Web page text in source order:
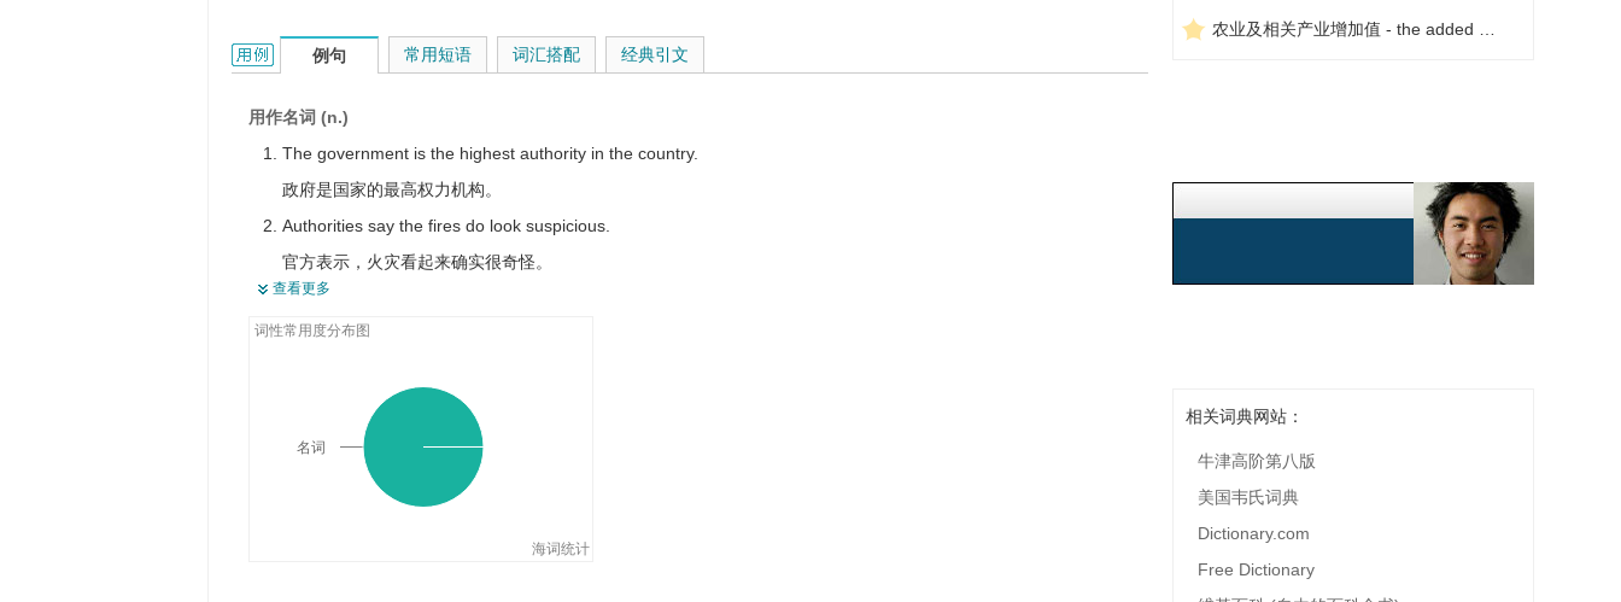
泰斗，专家，权威人士
当权者；当权（地位）
授权书
依据，来源
【律】判例
管辖权
authority的用法和样例：
例句
用作名词 (n.)
The government is the highest authority in the country.
政府是国家的最高权力机构。
Authorities say the fires do look suspicious.
官方表示，火灾看起来确实很奇怪。
Both the authorities and the media wondered whether insider dealing had been going on.
官方跟媒体都在怀疑这里面是不是存在内幕交易。
当局不干涉我们。
The new building must be financed by the local authority.
新大楼的建筑资金必须由地方当局提供。
这些文件使你获得你需要的职权。
查看更多
词性常用度分布图
海词统计
名词
常用短语 词汇搭配 经典引文
相关词典网站：
牛津高阶第八版
美国韦氏词典
Dictionary.com
Free Dictionary